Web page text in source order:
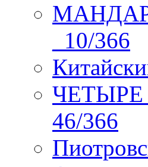
_10/366
ЧЕТЫРЕ
46/366